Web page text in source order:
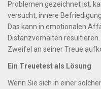
Problemen gezeichnet ist,
versucht, innere
Das kann in emotionalen
Distanzverhalten
Zweifel an seiner Treue
Ein Treuetest als Lösung
Wenn Sie sich in einer